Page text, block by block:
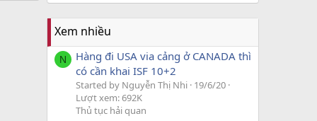
Xem nhiều
N
Hàng đi USA via cảng ở CANADA thì
có cần khai ISF 10+2
Started by Nguyễn Thị Nhi 19/6/20
Lượt xem: 692K
Thủ tục hải quan